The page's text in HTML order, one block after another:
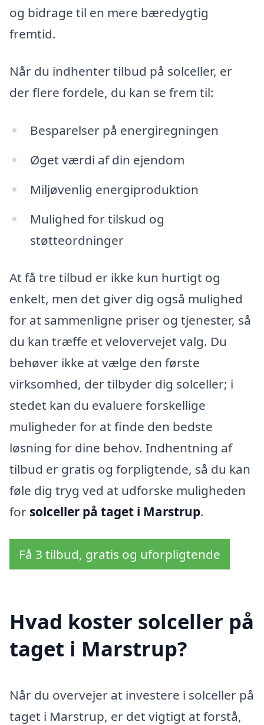
og bidrage til en mere bæredygtig
fremtid.
Når du indhenter tilbud på solceller, er
der flere fordele, du kan se frem til:
Besparelser på energiregningen
Øget værdi af din ejendom
Miljøvenlig energiproduktion
Mulighed for tilskud og
støtteordninger
At få tre tilbud er ikke kun hurtigt og
enkelt, men det giver dig også mulighed
for at sammenligne priser og tjenester, så
du kan træffe et velovervejet valg. Du
behøver ikke at vælge den første
virksomhed, der tilbyder dig solceller; i
stedet kan du evaluere forskellige
muligheder for at finde den bedste
løsning for dine behov. Indhentning af
tilbud er gratis og forpligtende, så du kan
føle dig tryg ved at udforske muligheden
for solceller på taget i Marstrup.
Få 3 tilbud, gratis og uforpligtende
Hvad koster solceller på
taget i Marstrup?
Når du overvejer at investere i solceller på
taget i Marstrup, er det vigtigt at forstå,